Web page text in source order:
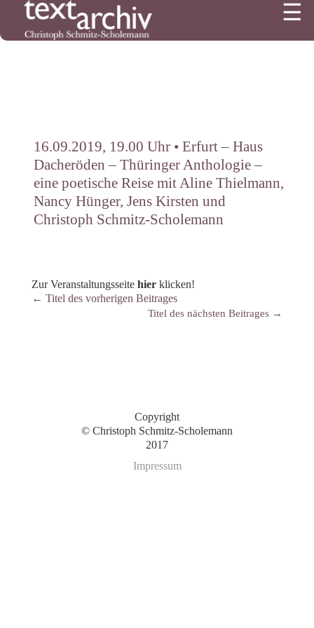
☰
16.09.2019, 19.00 Uhr • Erfurt – Haus
Dacheröden – Thüringer Anthologie –
eine poetische Reise mit Aline Thielmann,
Nancy Hünger, Jens Kirsten und
Christoph Schmitz-Scholemann
Zur Veranstaltungsseite hierklicken!
← Titel des vorherigen Beitrages
Titel des nächsten Beitrages →
Copyright
© Christoph Schmitz-Scholemann
2017
Impressum